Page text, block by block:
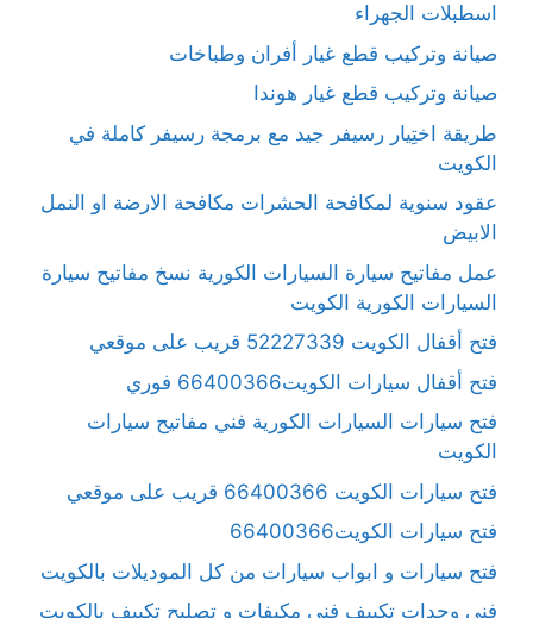
اسطبلات الجهراء
صيانة وتركيب قطع غيار أفران وطباخات
صيانة وتركيب قطع غيار هوندا
طريقة اختِيار رسيفر جيد مع برمجة رسيفر كاملة في
الكويت
عقود سنوية لمكافحة الحشرات مكافحة الارضة او النمل
الابيض
عمل مفاتيح سيارة السيارات الكورية نسخ مفاتيح سيارة
السيارات الكورية الكويت
فتح أقفال الكويت 52227339 قريب على موقعي
فتح أقفال سيارات الكويت66400366 فوري
فتح سيارات السيارات الكورية فني مفاتيح سيارات
الكويت
فتح سيارات الكويت 66400366 قريب على موقعي
فتح سيارات الكويت66400366
فتح سيارات و ابواب سيارات من كل الموديلات بالكويت
فنى وحدات تكييف فني مكيفات و تصليح تكييف بالكويت